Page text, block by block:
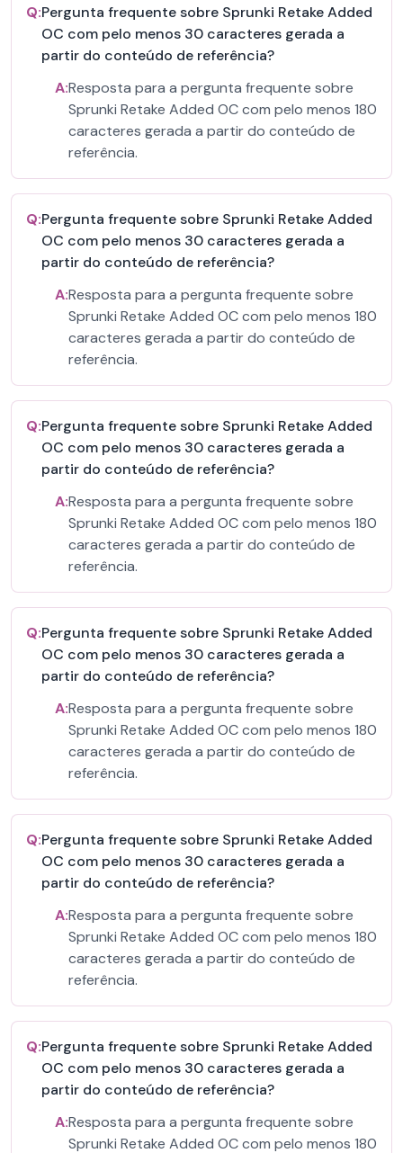
Q:Pergunta frequente sobre Sprunki Retake Added
OC com pelo menos 30 caracteres gerada a
partir do conteúdo de referência?
A:Resposta para a pergunta frequente sobre
Sprunki Retake Added OC com pelo menos 180
caracteres gerada a partir do conteúdo de
referência.
Q:Pergunta frequente sobre Sprunki Retake Added
OC com pelo menos 30 caracteres gerada a
partir do conteúdo de referência?
A:Resposta para a pergunta frequente sobre
Sprunki Retake Added OC com pelo menos 180
caracteres gerada a partir do conteúdo de
referência.
Q:Pergunta frequente sobre Sprunki Retake Added
OC com pelo menos 30 caracteres gerada a
partir do conteúdo de referência?
A:Resposta para a pergunta frequente sobre
Sprunki Retake Added OC com pelo menos 180
caracteres gerada a partir do conteúdo de
referência.
Q:Pergunta frequente sobre Sprunki Retake Added
OC com pelo menos 30 caracteres gerada a
partir do conteúdo de referência?
A:Resposta para a pergunta frequente sobre
Sprunki Retake Added OC com pelo menos 180
caracteres gerada a partir do conteúdo de
referência.
Q:Pergunta frequente sobre Sprunki Retake Added
OC com pelo menos 30 caracteres gerada a
partir do conteúdo de referência?
A:Resposta para a pergunta frequente sobre
Sprunki Retake Added OC com pelo menos 180
caracteres gerada a partir do conteúdo de
referência.
Q:Pergunta frequente sobre Sprunki Retake Added
OC com pelo menos 30 caracteres gerada a
partir do conteúdo de referência?
A:Resposta para a pergunta frequente sobre
Sprunki Retake Added OC com pelo menos 180